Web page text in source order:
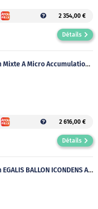
2 354,00 €
Détails
Chaudière Murale Gaz À Condensation Mixte À Micro Accumulation MEGALIS ICONDENS GVA IC Gaz Naturel
2 616,00 €
Détails
Chaudière Murale Gaz À Condensation EGALIS BALLON ICONDENS Avec Ballon D'accumulation Intégré